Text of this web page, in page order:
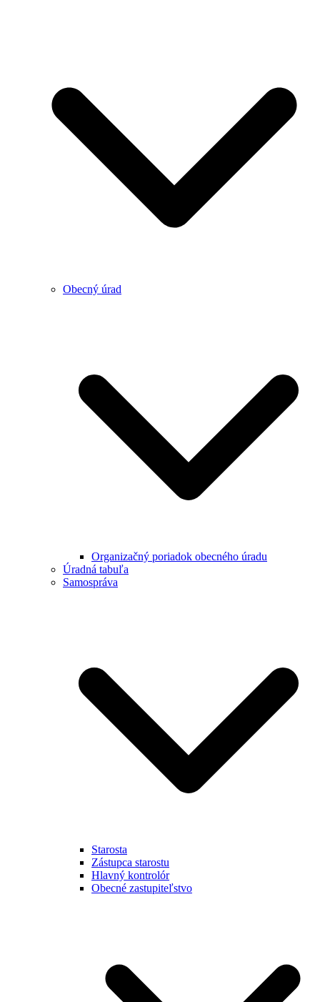
Obecný úrad
Organizačný poriadok obecného úradu
Úradná tabuľa
Samospráva
Starosta
Zástupca starostu
Hlavný kontrolór
Obecné zastupiteľstvo